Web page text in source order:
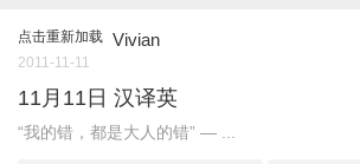
点击重新加载 Vivian
2011-11-11
11月11日 汉译英
“我的错，都是大人的错” — ...